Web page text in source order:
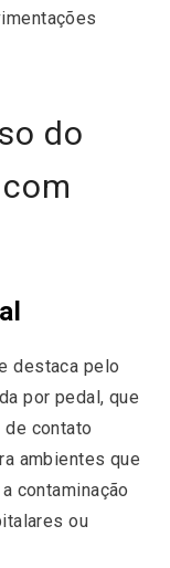
do
destaca pelo
por pedal, que
contato
ambientes que
contaminação
ou